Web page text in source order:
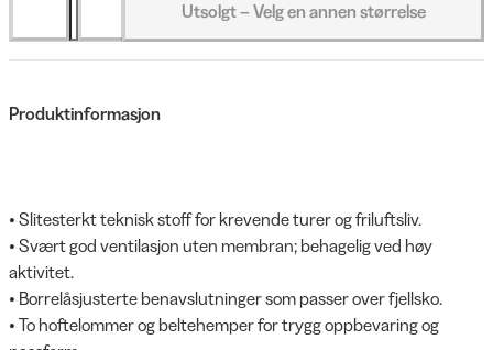
Utsolgt – Velg en annen størrelse
Produktinformasjon
• Slitesterkt teknisk stoff for krevende turer og friluftsliv.
• Svært god ventilasjon uten membran; behagelig ved høy
aktivitet.
• Borrelåsjusterte benavslutninger som passer over fjellsko.
• To hoftelommer og beltehemper for trygg oppbevaring og